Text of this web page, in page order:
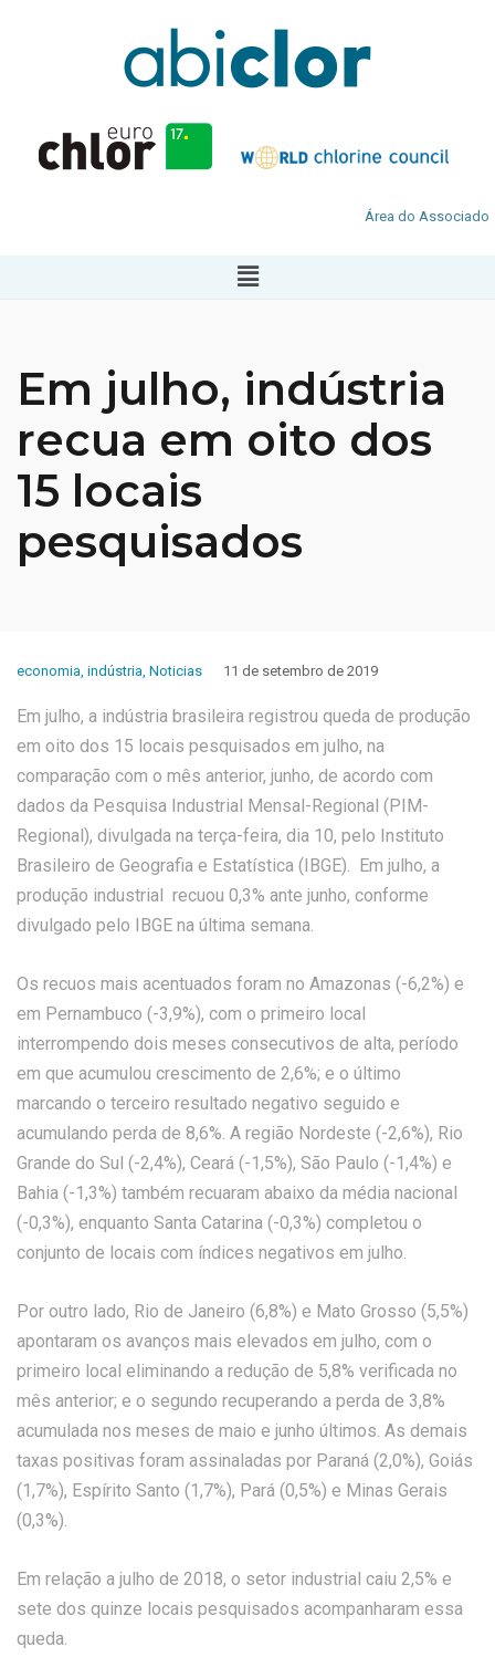
Área do Associado
Em julho, indústria
recua em oito dos
15 locais
pesquisados
economia, indústria, Noticias 11 de setembro de 2019
Em julho, a indústria brasileira registrou queda de produção
em oito dos 15 locais pesquisados em julho, na
comparação com o mês anterior, junho, de acordo com
dados da Pesquisa Industrial Mensal-Regional (PIM-
Regional), divulgada na terça-feira, dia 10, pelo Instituto
Brasileiro de Geografia e Estatística (IBGE). Em julho, a
produção industrial recuou 0,3% ante junho, conforme
divulgado pelo IBGE na última semana.
Os recuos mais acentuados foram no Amazonas (-6,2%) e
em Pernambuco (-3,9%), com o primeiro local
interrompendo dois meses consecutivos de alta, período
em que acumulou crescimento de 2,6%; e o último
marcando o terceiro resultado negativo seguido e
acumulando perda de 8,6%. A região Nordeste (-2,6%), Rio
Grande do Sul (-2,4%), Ceará (-1,5%), São Paulo (-1,4%) e
Bahia (-1,3%) também recuaram abaixo da média nacional
(-0,3%), enquanto Santa Catarina (-0,3%) completou o
conjunto de locais com índices negativos em julho.
Por outro lado, Rio de Janeiro (6,8%) e Mato Grosso (5,5%)
apontaram os avanços mais elevados em julho, com o
primeiro local eliminando a redução de 5,8% verificada no
mês anterior; e o segundo recuperando a perda de 3,8%
acumulada nos meses de maio e junho últimos. As demais
taxas positivas foram assinaladas por Paraná (2,0%), Goiás
(1,7%), Espírito Santo (1,7%), Pará (0,5%) e Minas Gerais
(0,3%).
Em relação a julho de 2018, o setor industrial caiu 2,5% e
sete dos quinze locais pesquisados acompanharam essa
queda.